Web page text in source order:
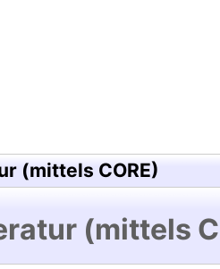
(mittels CORE)
(mittels